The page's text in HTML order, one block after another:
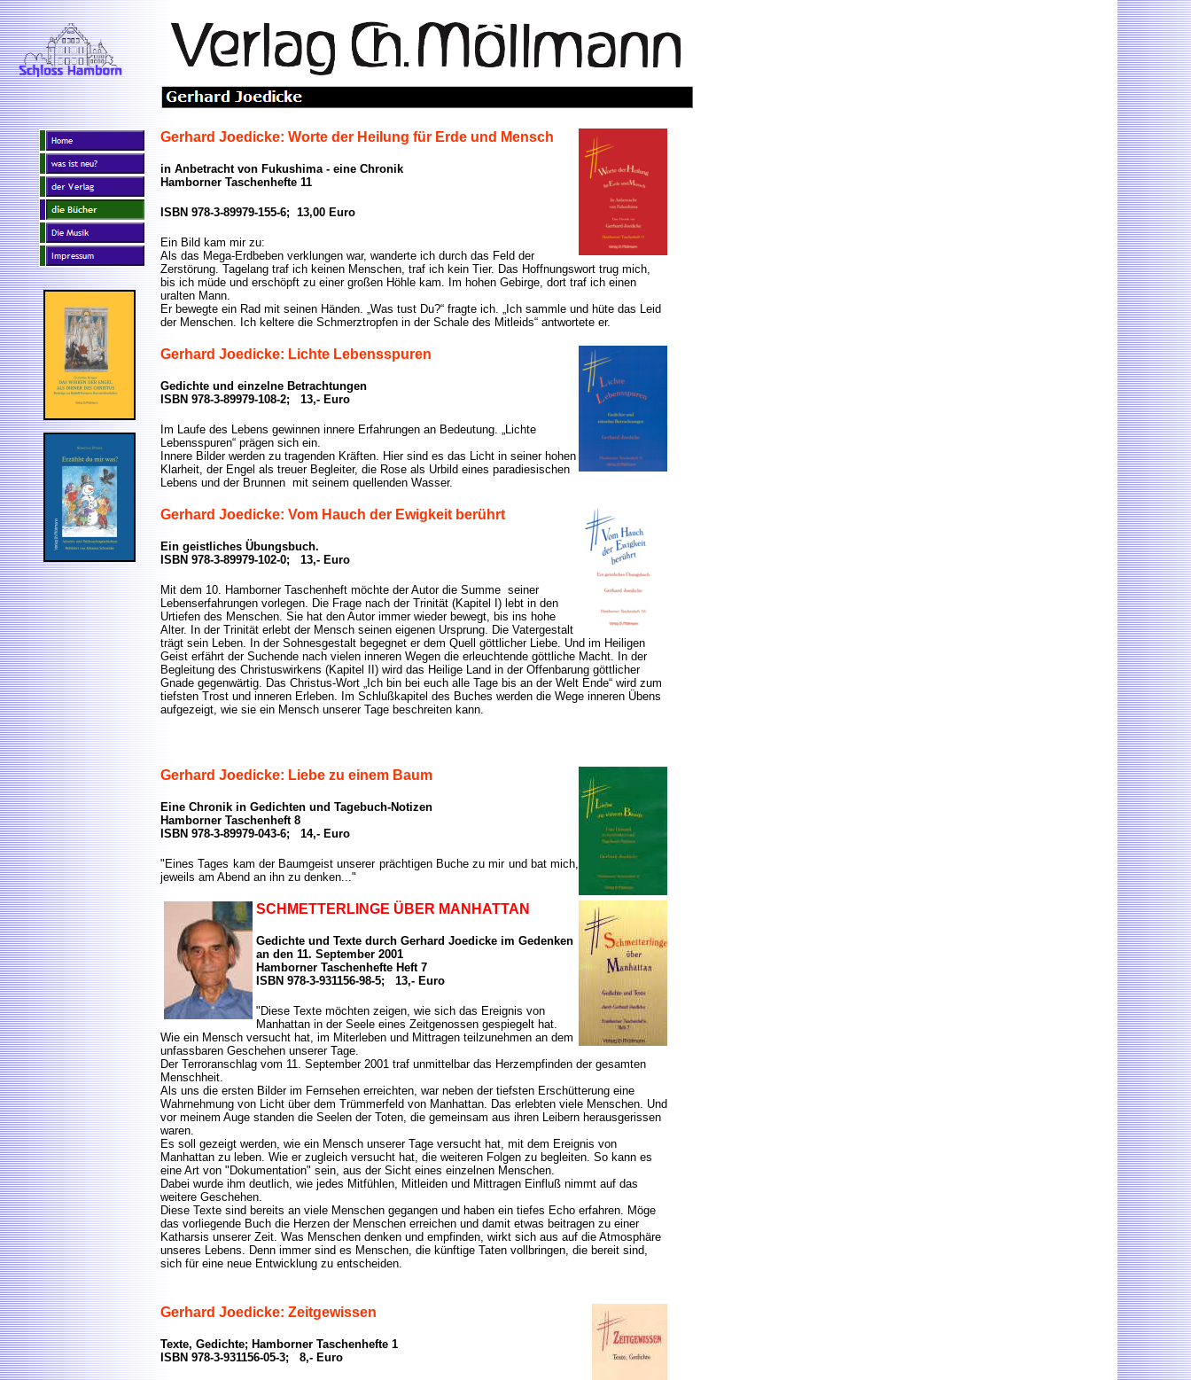
Gerhard Joedicke: Worte der Heilung für Erde und Mensch
in Anbetracht von Fukushima - eine Chronik
Hamborner Taschenhefte 11
ISBN 978-3-89979-155-6; 13,00 Euro
Ein Bild kam mir zu:
Als das Mega-Erdbeben verklungen war, wanderte ich durch das Feld der
Zerstörung. Tagelang traf ich keinen Menschen, traf ich kein Tier. Das Hoffnungswort trug mich,
bis ich müde und erschöpft zu einer großen Höhle kam. Im hohen Gebirge, dort traf ich einen
uralten Mann.
Er bewegte ein Rad mit seinen Händen. „Was tust Du?“ fragte ich. „Ich sammle und hüte das Leid
der Menschen. Ich keltere die Schmerztropfen in der Schale des Mitleids“ antwortete er.
Gerhard Joedicke: Lichte Lebensspuren
Gedichte und einzelne Betrachtungen
ISBN 978-3-89979-108-2; 13,- Euro
Im Laufe des Lebens gewinnen innere Erfahrungen an Bedeutung. „Lichte
Lebensspuren“ prägen sich ein.
Innere Bilder werden zu tragenden Kräften. Hier sind es das Licht in seiner hohen
Klarheit, der Engel als treuer Begleiter, die Rose als Urbild eines paradiesischen
Lebens und der Brunnen mit seinem quellenden Wasser.
Gerhard Joedicke: Vom Hauch der Ewigkeit berührt
Ein geistliches Übungsbuch.
ISBN 978-3-89979-102-0; 13,- Euro
Mit dem 10. Hamborner Taschenheft möchte der Autor die Summe seiner
Lebenserfahrungen vorlegen. Die Frage nach der Trinität (Kapitel I) lebt in den
Urtiefen des Menschen. Sie hat den Autor immer wieder bewegt, bis ins hohe
Alter. In der Trinität erlebt der Mensch seinen eigenen Ursprung. Die Vatergestalt
trägt sein Leben. In der Sohnesgestalt begegnet er dem Quell göttlicher Liebe. Und im Heiligen
Geist erfährt der Suchende nach vielen inneren Wegen die erleuchtende göttliche Macht. In der
Begleitung des Christuswirkens (Kapitel II) wird das Heilige Land in der Offenbarung göttlicher
Gnade gegenwärtig. Das Christus-Wort „Ich bin bei euch alle Tage bis an der Welt Ende“ wird zum
tiefsten Trost und inneren Erleben. Im Schlußkapitel des Buches werden die Wege inneren Übens
aufgezeigt, wie sie ein Mensch unserer Tage beschreiten kann.
Gerhard Joedicke: Liebe zu einem Baum
Eine Chronik in Gedichten und Tagebuch-Notizen
Hamborner Taschenheft 8
ISBN 978-3-89979-043-6; 14,- Euro
"Eines Tages kam der Baumgeist unserer prächtigen Buche zu mir und bat mich,
jeweils am Abend an ihn zu denken..."
SCHMETTERLINGE ÜBER MANHATTAN
Gedichte und Texte durch Gerhard Joedicke im Gedenken
an den 11. September 2001
Hamborner Taschenhefte Heft 7
ISBN 978-3-931156-98-5; 13,- Euro
"Diese Texte möchten zeigen, wie sich das Ereignis von
Manhattan in der Seele eines Zeitgenossen gespiegelt hat.
Wie ein Mensch versucht hat, im Miterleben und Mittragen teilzunehmen an dem
unfassbaren Geschehen unserer Tage.
Der Terroranschlag vom 11. September 2001 traf unmittelbar das Herzempfinden der gesamten
Menschheit.
Als uns die ersten Bilder im Fernsehen erreichten, war neben der tiefsten Erschütterung eine
Wahrnehmung von Licht über dem Trümmerfeld von Manhattan. Das erlebten viele Menschen. Und
vor meinem Auge standen die Seelen der Toten, die gemeinsam aus ihren Leibern herausgerissen
waren.
Es soll gezeigt werden, wie ein Mensch unserer Tage versucht hat, mit dem Ereignis von
Manhattan zu leben. Wie er zugleich versucht hat, die weiteren Folgen zu begleiten. So kann es
eine Art von "Dokumentation" sein, aus der Sicht eines einzelnen Menschen.
Dabei wurde ihm deutlich, wie jedes Mitfühlen, Mitleiden und Mittragen Einfluß nimmt auf das
weitere Geschehen.
Diese Texte sind bereits an viele Menschen gegangen und haben ein tiefes Echo erfahren. Möge
das vorliegende Buch die Herzen der Menschen erreichen und damit etwas beitragen zu einer
Katharsis unserer Zeit. Was Menschen denken und empfinden, wirkt sich aus auf die Atmosphäre
unseres Lebens. Denn immer sind es Menschen, die künftige Taten vollbringen, die bereit sind,
sich für eine neue Entwicklung zu entscheiden.
Gerhard Joedicke: Zeitgewissen
Texte, Gedichte; Hamborner Taschenhefte 1
ISBN 978-3-931156-05-3; 8,- Euro